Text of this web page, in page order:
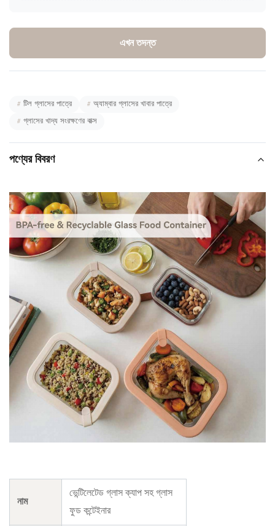
এখন তদন্ত
# টিল গ্লাসের পাত্রে # অ্যাম্বার গ্লাসের খাবার পাত্রে
# গ্লাসের খাদ্য সংরক্ষণের বাক্স
পণ্যের বিবরণ
নাম
ভেন্টিলেটেড গ্লাস ক্যাপ সহ গ্লাস
ফুড কন্টেইনার